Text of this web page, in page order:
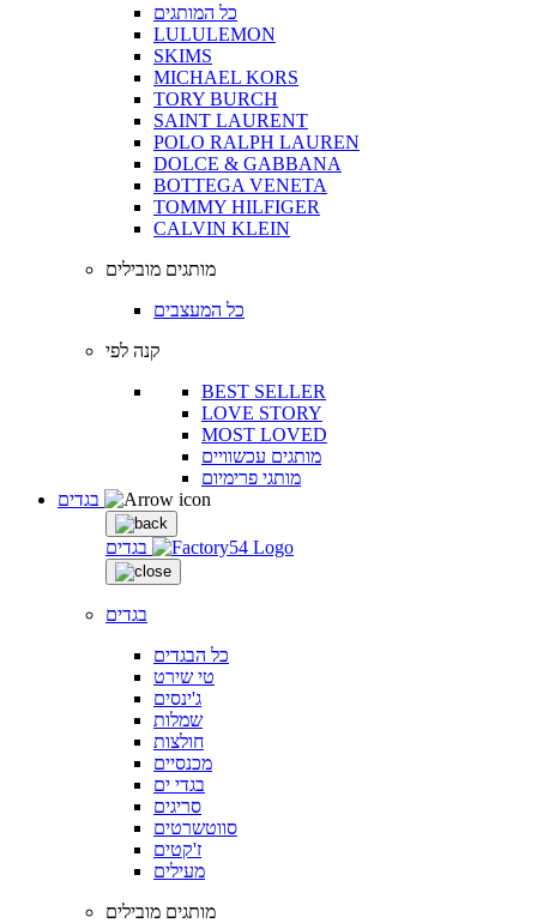
כל המותגים
LULULEMON
SKIMS
MICHAEL KORS
TORY BURCH
SAINT LAURENT
POLO RALPH LAUREN
DOLCE & GABBANA
BOTTEGA VENETA
TOMMY HILFIGER
CALVIN KLEIN
מותגים מובילים
כל המעצבים
קנה לפי
BEST SELLER
LOVE STORY
MOST LOVED
מותגים עכשוויים
מותגי פרימיום
בגדים
בגדים
כל הבגדים
טי שירט
ג'ינסים
שמלות
חולצות
מכנסיים
בגדי ים
סריגים
סווטשרטים
ז'קטים
מעילים
מותגים מובילים